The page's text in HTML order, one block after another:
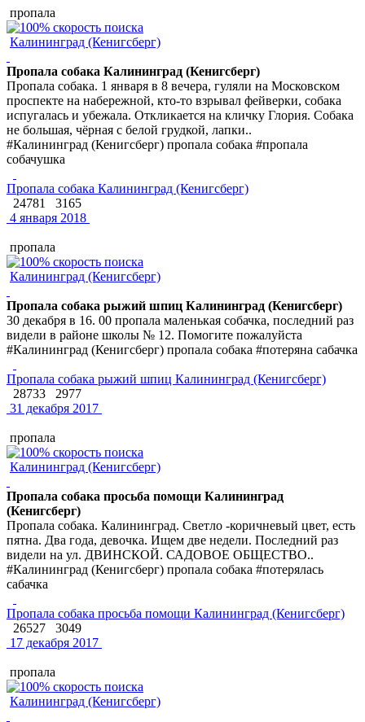
пропала
Калининград (Кенигсберг)
Пропала собака Калининград (Кенигсберг)
Пропала собака. 1 января в 8 вечера, гуляли на Московском
проспекте на набережной, кто-то взрывал фейверки, собака
испугалась и убежала. Откликается на кличку Глория. Собака
не большая, чёрная с белой грудкой, лапки..
#Калининград (Кенигсберг) пропала собака #пропала
собачушка
Пропала собака Калининград (Кенигсберг)
24781
3165
4 января 2018
пропала
Калининград (Кенигсберг)
Пропала собака рыжий шпиц Калининград (Кенигсберг)
30 декабря в 16. 00 пропала маленькая собачка, последний раз
видели в районе школы № 12. Помогите пожалуйста
#Калининград (Кенигсберг) пропала собака #потеряна сабачка
Пропала собака рыжий шпиц Калининград (Кенигсберг)
28733
2977
31 декабря 2017
пропала
Калининград (Кенигсберг)
Пропала собака просьба помощи Калининград
(Кенигсберг)
Пропала собака. Калининград. Светло -коричневый цвет, есть
пятна. Два года, девочка. Ищем две недели. Последний раз
видели на ул. ДВИНСКОЙ. САДОВОЕ ОБЩЕСТВО..
#Калининград (Кенигсберг) пропала собака #потерялась
сабачка
Пропала собака просьба помощи Калининград (Кенигсберг)
26527
3049
17 декабря 2017
пропала
Калининград (Кенигсберг)